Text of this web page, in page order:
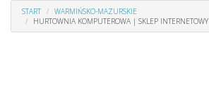
START
WARMIŃSKO-MAZURSKIE
HURTOWNIA KOMPUTEROWA | SKLEP